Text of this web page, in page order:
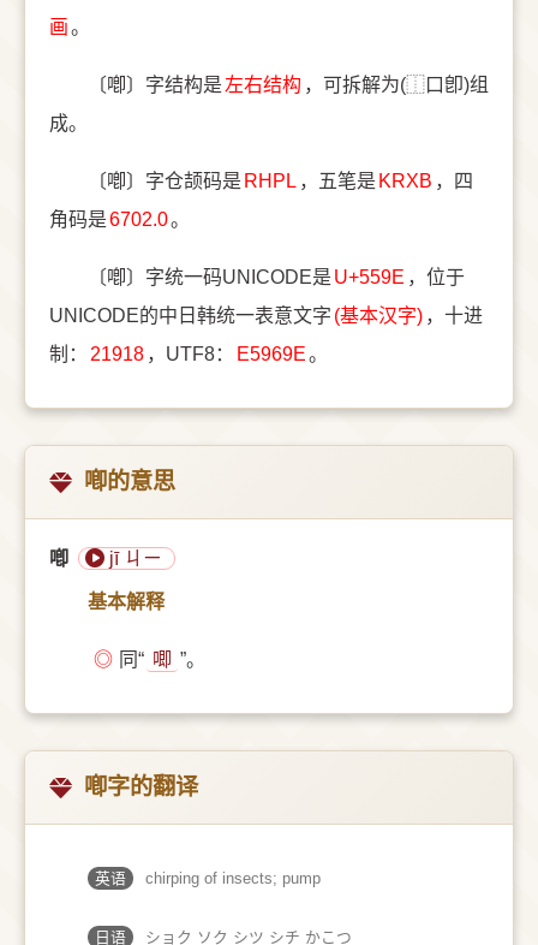
画。
〔喞〕字结构是 左右结构 ，可拆解为(⿰口卽)组
成。
〔喞〕字仓颉码是 RHPL ，五笔是 KRXB ，四
角码是6702.0。
〔喞〕字统一码UNICODE是 U+559E ，位于
UNICODE的中日韩统一表意文字 (基本汉字) ，十进
制：
21918 ，UTF8： E5969E。
喞的意思
喞 jī ㄐㄧ
基本解释
◎ 同“ 唧 ”。
喞字的翻译
英语 chirping of insects; pump
日语 ショク ソク シツ シチ かこつ